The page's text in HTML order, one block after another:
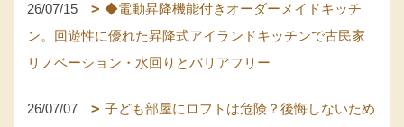
26/07/15
◆電動昇降機能付きオーダーメイドキッチ
ン。回遊性に優れた昇降式アイランドキッチンで古民家
リノベーション・水回りとバリアフリー
26/07/07
子ども部屋にロフトは危険？後悔しないため